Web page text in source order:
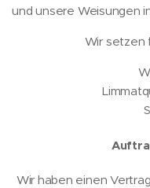
und unsere Weisungen
Wir setzen
Wir haben einen